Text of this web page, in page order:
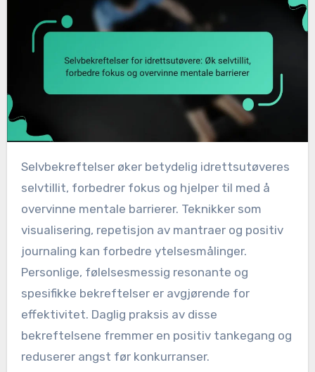
Selvbekreftelser øker betydelig idrettsutøveres
selvtillit, forbedrer fokus og hjelper til med å
overvinne mentale barrierer. Teknikker som
visualisering, repetisjon av mantraer og positiv
journaling kan forbedre ytelsesmålinger.
Personlige, følelsesmessig resonante og
spesifikke bekreftelser er avgjørende for
effektivitet. Daglig praksis av disse
bekreftelsene fremmer en positiv tankegang og
reduserer angst før konkurranser.